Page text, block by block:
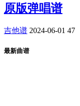
原版弹唱谱
吉他谱 2024-06-01 47
最新曲谱